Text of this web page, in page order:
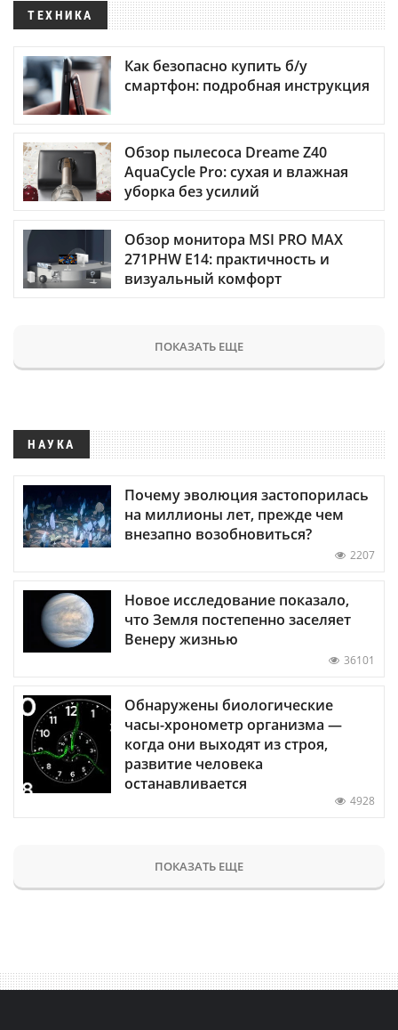
ТЕХНИКА
Как безопасно купить б/у
смартфон: подробная инструкция
Обзор пылесоса Dreame Z40
AquaCycle Pro: сухая и влажная
уборка без усилий
Обзор монитора MSI PRO MAX
271PHW E14: практичность и
визуальный комфорт
ПОКАЗАТЬ ЕЩЕ
НАУКА
Почему эволюция застопорилась
на миллионы лет, прежде чем
внезапно возобновиться?
2207
Новое исследование показало,
что Земля постепенно заселяет
Венеру жизнью
36101
Обнаружены биологические
часы-хронометр организма —
когда они выходят из строя,
развитие человека
останавливается
4928
ПОКАЗАТЬ ЕЩЕ